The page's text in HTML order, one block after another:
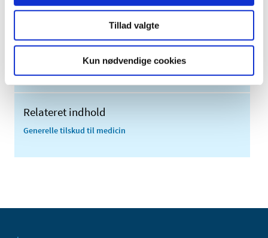
Tillad valgte
Kun nødvendige cookies
2009 (13)
2007 (3)
2005 (2)
Relateret indhold
Generelle tilskud til medicin